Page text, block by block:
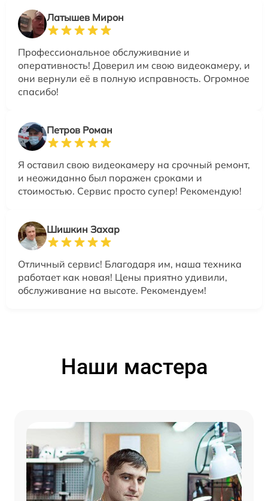
Латышев Мирон
Профессиональное обслуживание и
оперативность! Доверил им свою видеокамеру, и
они вернули её в полную исправность. Огромное
спасибо!
Петров Роман
Я оставил свою видеокамеру на срочный ремонт,
и неожиданно был поражен сроками и
стоимостью. Сервис просто супер! Рекомендую!
Шишкин Захар
Отличный сервис! Благодаря им, наша техника
работает как новая! Цены приятно удивили,
обслуживание на высоте. Рекомендуем!
Наши мастера